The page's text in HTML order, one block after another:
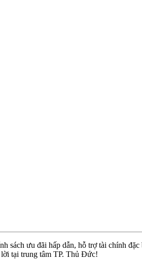
sách ưu đãi hấp dẫn, hỗ trợ tài chính
tại trung tâm TP. Thủ Đức!